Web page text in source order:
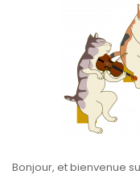
Bonjour, et bienvenue